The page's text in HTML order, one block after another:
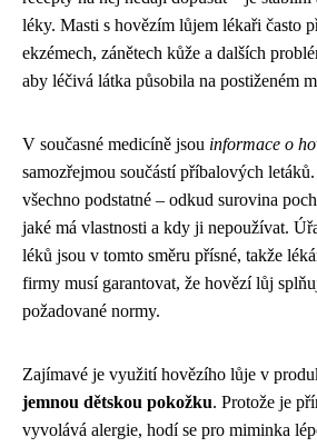
léky. Masti s hovězím lůjem lékaři často
ekzémech, zánětech kůže a dalších
aby léčivá látka působila na postiženém
V současné medicíně jsou informace o
samozřejmou součástí příbalových
všechno podstatné – odkud surovina
jaké má vlastnosti a kdy ji nepoužívat.
léků jsou v tomto směru přísné, takže
firmy musí garantovat, že hovězí lůj
požadované normy.
Zajímavé je využití hovězího lůje v
jemnou dětskou pokožku. Protože je
vyvolává alergie, hodí se pro miminka